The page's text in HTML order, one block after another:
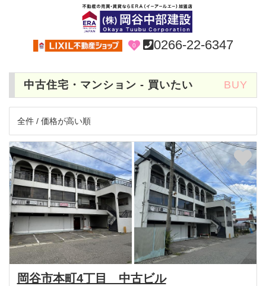
0 0266-22-6347
中古住宅・マンション - 買いたい BUY
全件 / 価格が高い順
岡谷市本町4丁目 中古ビル